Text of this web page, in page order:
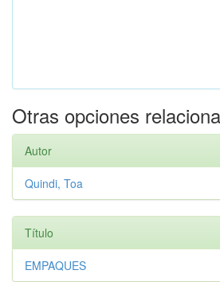
Otras opciones
Autor
Quindi, Toa
Título
EMPAQUES